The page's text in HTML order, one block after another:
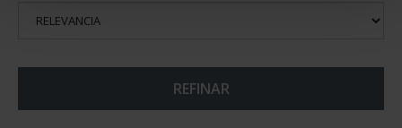
REFINAR